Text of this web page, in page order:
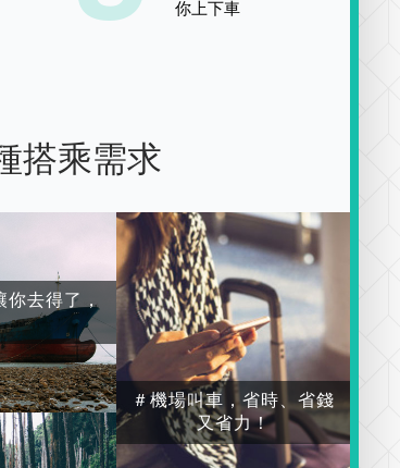
你上下車
搭乘需求
你去得了，
＃機場叫車，省時、省錢
又省力！